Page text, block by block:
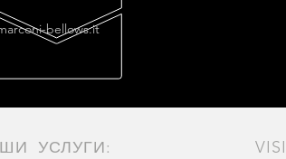
bellows.it
УСЛУГИ: